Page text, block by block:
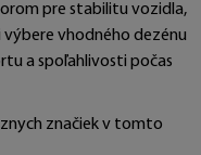
pre stabilitu vozidla,
výbere vhodného dezénu
a spoľahlivosti počas
značiek v tomto